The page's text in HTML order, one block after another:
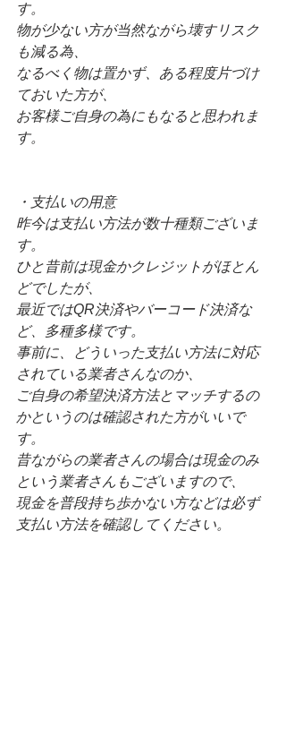
す。
物が少ない方が当然ながら壊すリスク
も減る為、
なるべく物は置かず、ある程度片づけ
ておいた方が、
お客様ご自身の為にもなると思われま
す。
・支払いの用意
昨今は支払い方法が数十種類ございま
す。
ひと昔前は現金かクレジットがほとん
どでしたが、
最近ではQR決済やバーコード決済な
ど、多種多様です。
事前に、どういった支払い方法に対応
されている業者さんなのか、
ご自身の希望決済方法とマッチするの
かというのは確認された方がいいで
す。
昔ながらの業者さんの場合は現金のみ
という業者さんもございますので、
現金を普段持ち歩かない方などは必ず
支払い方法を確認してください。